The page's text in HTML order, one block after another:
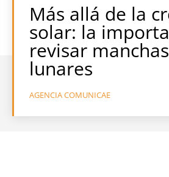
Más allá de la
solar: la
revisar
lunares
AGENCIA COMUNICAE